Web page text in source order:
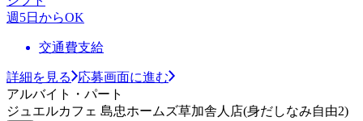
週5日からOK
交通費支給
詳細を見る
応募画面に進む
アルバイト・パート
ジュエルカフェ 島忠ホームズ草加舎人店(身だしなみ自由2)